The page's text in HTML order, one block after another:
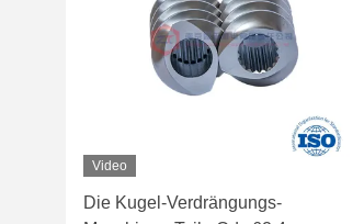
Video
Die Kugel-Verdrängungs-